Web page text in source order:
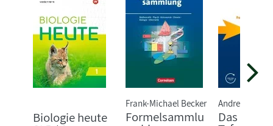
Biologie heute
Frank-Michael Becker
Formelsammlu
Andreas
Das große